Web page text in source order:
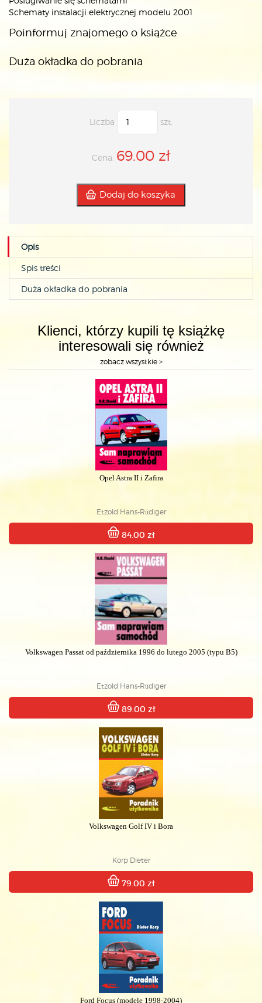
Schematy instalacji elektrycznej modelu 2001
Poinformuj znajomego o książce
Duża okładka do pobrania
Liczba szt.
Cena: 69.00 zł
Dodaj do koszyka
Opis
Spis treści
Duża okładka do pobrania
Klienci, którzy kupili tę książkę
interesowali się również
zobacz wszystkie >
Opel Astra II i Zafira
Etzold Hans-Rüdiger
84.00 zł
Volkswagen Passat od października 1996 do lutego 2005 (typu B5)
Etzold Hans-Rüdiger
89.00 zł
Volkswagen Golf IV i Bora
Korp Dieter
79.00 zł
Ford Focus (modele 1998-2004)